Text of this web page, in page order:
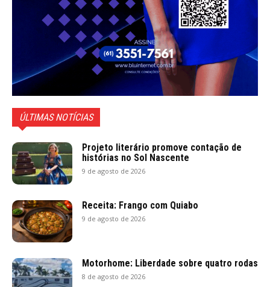
ÚLTIMAS NOTÍCIAS
Projeto literário promove contação de
histórias no Sol Nascente
9 de agosto de 2026
Receita: Frango com Quiabo
9 de agosto de 2026
Motorhome: Liberdade sobre quatro rodas
8 de agosto de 2026